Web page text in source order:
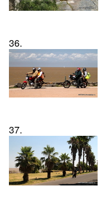
36.
37.